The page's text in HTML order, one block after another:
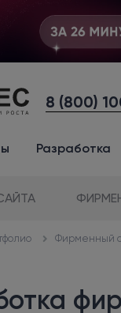
8 (800)
Разработка
Фирменный